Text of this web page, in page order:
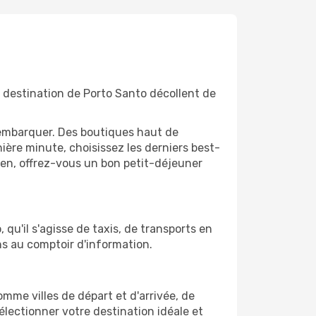
de Porto Santo décollent de
Des boutiques haut de
minute, choisissez les derniers best-
offrez-vous un bon petit-déjeuner
qu'il s'agisse de taxis, de transports en
au comptoir d'information.
villes de départ et d'arrivée, de
votre destination idéale et